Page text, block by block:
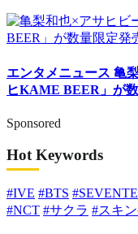
エンタメニュース 亀
ヒKAME BEER」が
Sponsored
Hot Keywords
#IVE #BTS
#NCT #サクラ #スキ